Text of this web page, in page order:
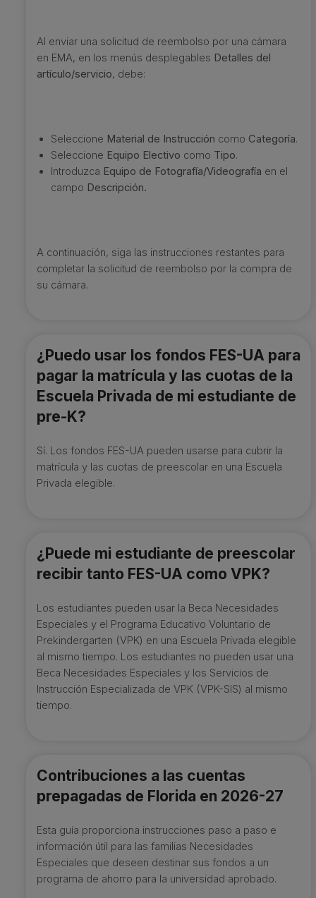
Al enviar una solicitud de reembolso por una cámara
en EMA, en los menús desplegables Detalles del
artículo/servicio, debe:
Seleccione Material de Instrucción como Categoría.
Seleccione Equipo Electivo como Tipo.
Introduzca Equipo de Fotografía/Videografía en el
campo Descripción.
A continuación, siga las instrucciones restantes para
completar la solicitud de reembolso por la compra de
su cámara.
¿Puedo usar los fondos FES-UA para
pagar la matrícula y las cuotas de la
Escuela Privada de mi estudiante de
pre-K?
Sí. Los fondos FES-UA pueden usarse para cubrir la
matrícula y las cuotas de preescolar en una Escuela
Privada elegible.
¿Puede mi estudiante de preescolar
recibir tanto FES-UA como VPK?
Los estudiantes pueden usar la Beca Necesidades
Especiales y el Programa Educativo Voluntario de
Prekindergarten (VPK) en una Escuela Privada elegible
al mismo tiempo. Los estudiantes no pueden usar una
Beca Necesidades Especiales y los Servicios de
Instrucción Especializada de VPK (VPK-SIS) al mismo
tiempo.
Contribuciones a las cuentas
prepagadas de Florida en 2026-27
Esta guía proporciona instrucciones paso a paso e
información útil para las familias Necesidades
Especiales que deseen destinar sus fondos a un
programa de ahorro para la universidad aprobado.